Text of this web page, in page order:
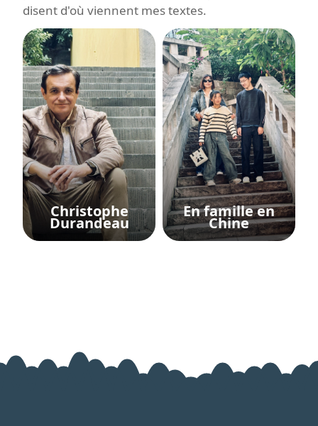
disent d'où viennent mes textes.
Christophe
Durandeau
En famille en
Chine